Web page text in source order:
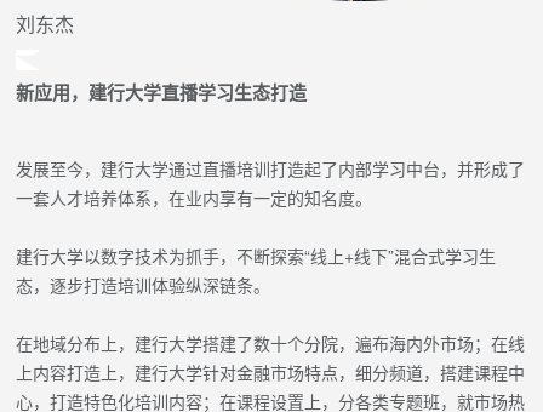
刘东杰
新应用，建行大学直播学习生态打造
发展至今，建行大学通过直播培训打造起了内部学习中台，并形成了
一套人才培养体系，在业内享有一定的知名度。
建行大学以数字技术为抓手，不断探索“线上+线下”混合式学习生
态，逐步打造培训体验纵深链条。
在地域分布上，建行大学搭建了数十个分院，遍布海内外市场；在线
上内容打造上，建行大学针对金融市场特点，细分频道，搭建课程中
心，打造特色化培训内容；在课程设置上，分各类专题班，就市场热